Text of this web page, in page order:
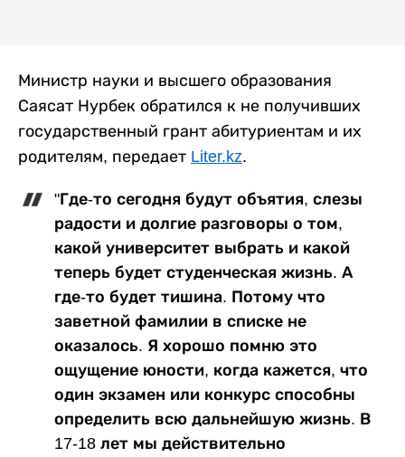
Министр науки и высшего образования
Саясат Нурбек обратился к не получивших
государственный грант абитуриентам и их
родителям, передает Liter.kz.
"Где-то сегодня будут объятия, слезы
радости и долгие разговоры о том,
какой университет выбрать и какой
теперь будет студенческая жизнь. А
где-то будет тишина. Потому что
заветной фамилии в списке не
оказалось. Я хорошо помню это
ощущение юности, когда кажется, что
один экзамен или конкурс способны
определить всю дальнейшую жизнь. В
17-18 лет мы действительно